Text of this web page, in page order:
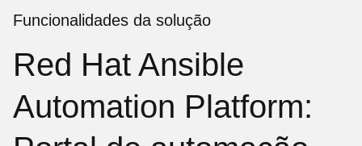
Funcionalidades da solução
Red Hat Ansible
Automation Platform: